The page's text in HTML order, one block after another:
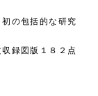
の包括的な研究
録図版１８２点